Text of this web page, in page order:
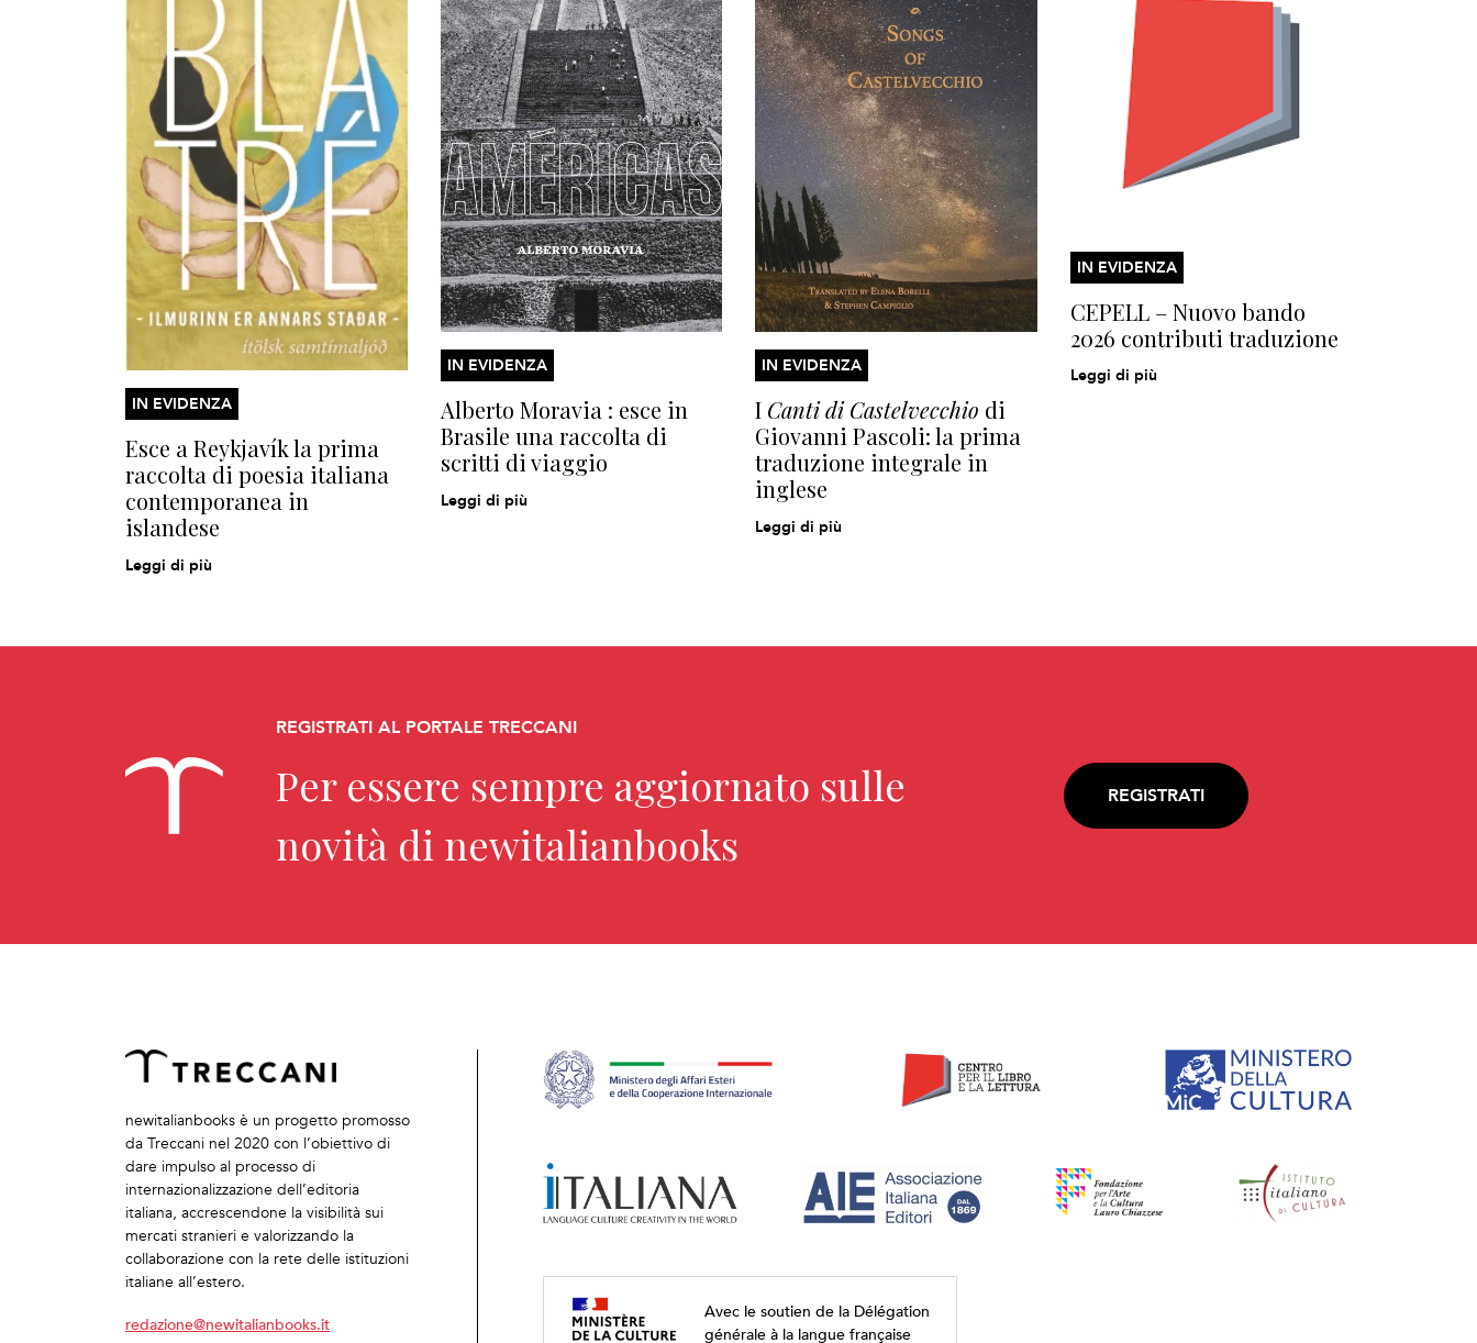
IN EVIDENZA
Esce a Reykjavík la prima
raccolta di poesia italiana
contemporanea in
islandese
Leggi di più
IN EVIDENZA
Alberto Moravia : esce in
Brasile una raccolta di
scritti di viaggio
Leggi di più
IN EVIDENZA
I Canti di Castelvecchio di
Giovanni Pascoli: la prima
traduzione integrale in
inglese
Leggi di più
IN EVIDENZA
CEPELL – Nuovo bando
2026 contributi traduzione
Leggi di più
REGISTRATI AL PORTALE TRECCANI
Per essere sempre aggiornato sulle
novità di newitalianbooks
REGISTRATI
newitalianbooks è un progetto promosso
da Treccani nel 2020 con l’obiettivo di
dare impulso al processo di
internazionalizzazione dell’editoria
italiana, accrescendone la visibilità sui
mercati stranieri e valorizzando la
collaborazione con la rete delle istituzioni
italiane all’estero.
redazione@newitalianbooks.it
Avec le soutien de la Délégation
générale à la langue française